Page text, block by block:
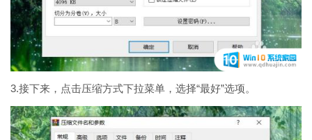
3.接下来，点击压缩方式下拉菜单，选择“最好”选项。